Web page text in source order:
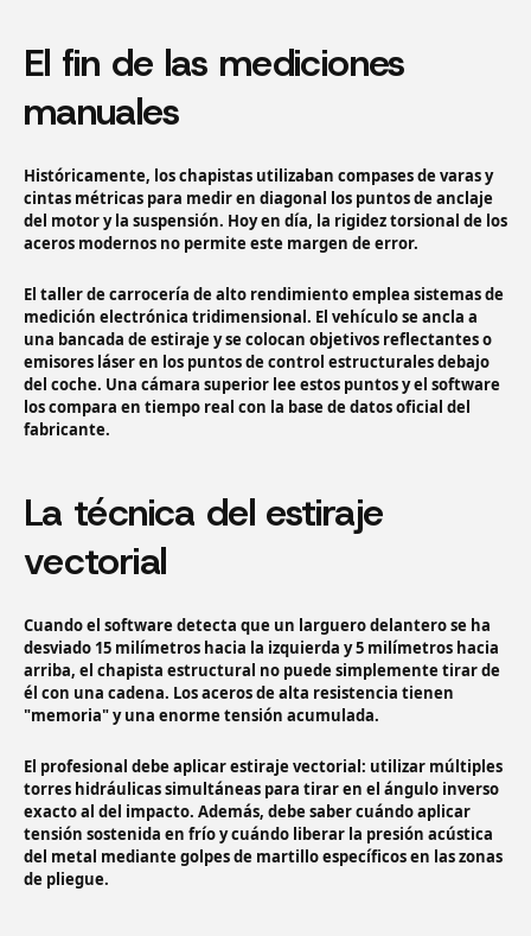
El fin de las mediciones
manuales
Históricamente, los chapistas utilizaban compases de varas y
cintas métricas para medir en diagonal los puntos de anclaje
del motor y la suspensión. Hoy en día, la rigidez torsional de los
aceros modernos no permite este margen de error.
El taller de carrocería de alto rendimiento emplea sistemas de
medición electrónica tridimensional. El vehículo se ancla a
una bancada de estiraje y se colocan objetivos reflectantes o
emisores láser en los puntos de control estructurales debajo
del coche. Una cámara superior lee estos puntos y el software
los compara en tiempo real con la base de datos oficial del
fabricante.
La técnica del estiraje
vectorial
Cuando el software detecta que un larguero delantero se ha
desviado 15 milímetros hacia la izquierda y 5 milímetros hacia
arriba, el chapista estructural no puede simplemente tirar de
él con una cadena. Los aceros de alta resistencia tienen
"memoria" y una enorme tensión acumulada.
El profesional debe aplicar estiraje vectorial: utilizar múltiples
torres hidráulicas simultáneas para tirar en el ángulo inverso
exacto al del impacto. Además, debe saber cuándo aplicar
tensión sostenida en frío y cuándo liberar la presión acústica
del metal mediante golpes de martillo específicos en las zonas
de pliegue.